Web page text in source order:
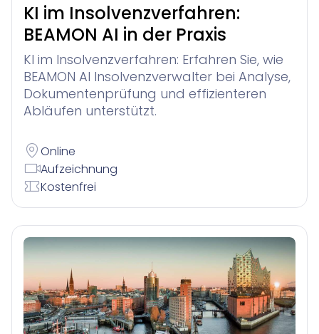
KI im Insolvenzverfahren:
BEAMON AI in der Praxis
KI im Insolvenzverfahren: Erfahren Sie, wie
BEAMON AI Insolvenzverwalter bei Analyse,
Dokumentenprüfung und effizienteren
Abläufen unterstützt.
Online
Aufzeichnung
Kostenfrei